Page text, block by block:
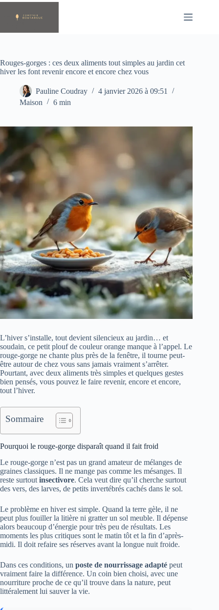
Passer
contenu
Rouges-gorges : ces deux aliments tout simples au jardin cet
hiver les font revenir encore et encore chez vous
Pauline Coudray
4 janvier 2026 à 09:51
Maison
6 min
L’hiver s’installe, tout devient silencieux au jardin… et
soudain, ce petit plouf de couleur orange manque à l’appel. Le
rouge-gorge ne chante plus près de la fenêtre, il tourne peut-
être autour de chez vous sans jamais vraiment s’arrêter.
Pourtant, avec deux aliments très simples et quelques gestes
bien pensés, vous pouvez le faire revenir, encore et encore,
tout l’hiver.
Sommaire
Pourquoi le rouge-gorge disparaît quand il fait froid
Le rouge-gorge n’est pas un grand amateur de mélanges de
graines classiques. Il ne mange pas comme les mésanges. Il
reste surtout insectivore. Cela veut dire qu’il cherche surtout
des vers, des larves, de petits invertébrés cachés dans le sol.
Le problème en hiver est simple. Quand la terre gèle, il ne
peut plus fouiller la litière ni gratter un sol meuble. Il dépense
alors beaucoup d’énergie pour très peu de résultats. Les
moments les plus critiques sont le matin tôt et la fin d’après-
midi. Il doit refaire ses réserves avant la longue nuit froide.
Dans ces conditions, un poste de nourrissage adapté peut
vraiment faire la différence. Un coin bien choisi, avec une
nourriture proche de ce qu’il trouve dans la nature, peut
littéralement lui sauver la vie.